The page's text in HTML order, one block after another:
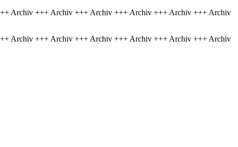
Archiv +++ Archiv +++ Archiv +++ Archiv +++ Archiv +++ Archiv
Archiv +++ Archiv +++ Archiv +++ Archiv +++ Archiv +++ Archiv